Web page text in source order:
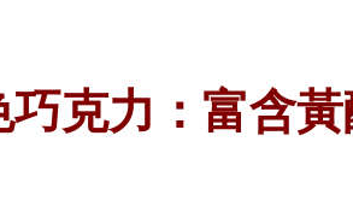
巧克力：富含